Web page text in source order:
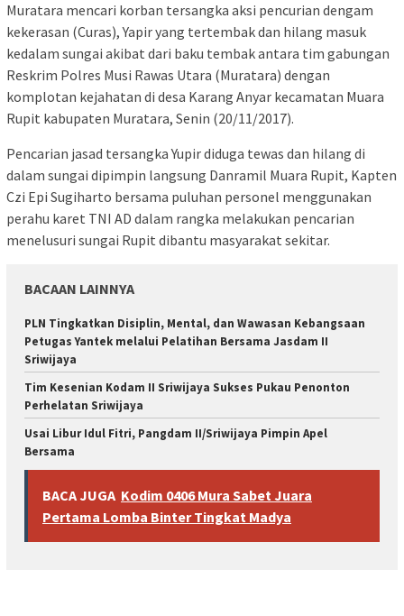
Muratara mencari korban tersangka aksi pencurian dengam
kekerasan (Curas), Yapir yang tertembak dan hilang masuk
kedalam sungai akibat dari baku tembak antara tim gabungan
Reskrim Polres Musi Rawas Utara (Muratara) dengan
komplotan kejahatan di desa Karang Anyar kecamatan Muara
Rupit kabupaten Muratara, Senin (20/11/2017).
Pencarian jasad tersangka Yupir diduga tewas dan hilang di
dalam sungai dipimpin langsung Danramil Muara Rupit, Kapten
Czi Epi Sugiharto bersama puluhan personel menggunakan
perahu karet TNI AD dalam rangka melakukan pencarian
menelusuri sungai Rupit dibantu masyarakat sekitar.
BACAAN LAINNYA
PLN Tingkatkan Disiplin, Mental, dan Wawasan Kebangsaan
Petugas Yantek melalui Pelatihan Bersama Jasdam II
Sriwijaya
Tim Kesenian Kodam II Sriwijaya Sukses Pukau Penonton
Perhelatan Sriwijaya
Usai Libur Idul Fitri, Pangdam II/Sriwijaya Pimpin Apel
Bersama
BACA JUGA Kodim 0406 Mura Sabet Juara
Pertama Lomba Binter Tingkat Madya